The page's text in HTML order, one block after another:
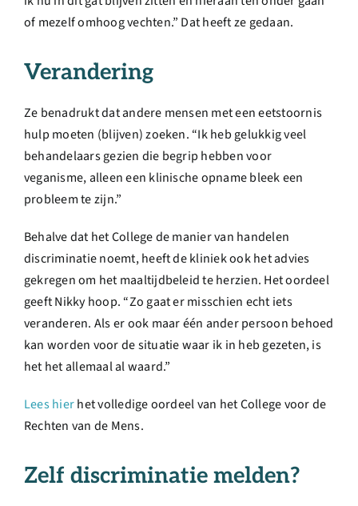
of mezelf omhoog vechten.” Dat heeft ze gedaan.
Verandering
Ze benadrukt dat andere mensen met een eetstoornis
hulp moeten (blijven) zoeken. “Ik heb gelukkig veel
behandelaars gezien die begrip hebben voor
veganisme, alleen een klinische opname bleek een
probleem te zijn.”
Behalve dat het College de manier van handelen
discriminatie noemt, heeft de kliniek ook het advies
gekregen om het maaltijdbeleid te herzien. Het oordeel
geeft Nikky hoop. “Zo gaat er misschien echt iets
veranderen. Als er ook maar één ander persoon behoed
kan worden voor de situatie waar ik in heb gezeten, is
het het allemaal al waard.”
Lees hierhet volledige oordeel van het College voor de
Rechten van de Mens.
Zelf discriminatie melden?